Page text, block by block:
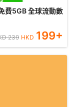
239 HKD 199+